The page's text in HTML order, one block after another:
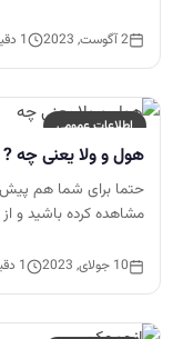
2 آگوست, 2023 1 دقیقه مطالعه
اطلاعات عمومی
هول و ولا یعنی چه ?
حتما برای شما هم پیش
مشاهده کرده باشید و
10 جولای, 2023 1 دقیقه مطالعه